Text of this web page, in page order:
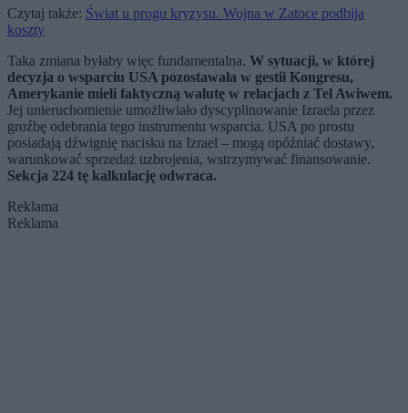
Czytaj także: Świat u progu kryzysu. Wojna w Zatoce podbija
koszty
Taka zmiana byłaby więc fundamentalna. W sytuacji, w której
decyzja o wsparciu USA pozostawała w gestii Kongresu,
Amerykanie mieli faktyczną walutę w relacjach z Tel Awiwem.
Jej unieruchomienie umożliwiało dyscyplinowanie Izraela przez
groźbę odebrania tego instrumentu wsparcia. USA po prostu
posiadają dźwignię nacisku na Izrael – mogą opóźniać dostawy,
warunkować sprzedaż uzbrojenia, wstrzymywać finansowanie.
Sekcja 224 tę kalkulację odwraca.
Reklama
Reklama